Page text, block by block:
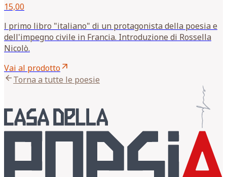
15,00
l primo libro "italiano" di un protagonista della poesia e
dell'impegno civile in Francia. Introduzione di Rossella
Nicolò.
Vai al prodottoarrow_outward
arrow_backTorna a tutte le poesie